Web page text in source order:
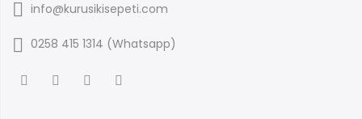
info@kurusikisepeti.com
0258 415 1314 (Whatsapp)